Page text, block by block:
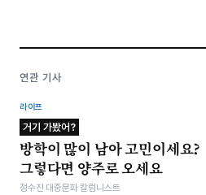
연관 기사
라이프
거기 가봤어?
방학이 많이 남아 고민이세요?
그렇다면 양주로 오세요
정수진 대중문화 칼럼니스트